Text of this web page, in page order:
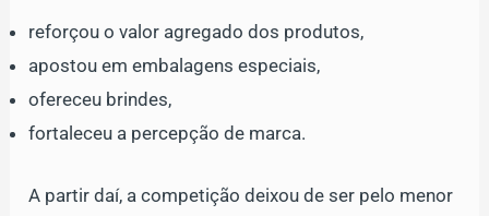
reforçou o valor agregado dos produtos,
apostou em embalagens especiais,
ofereceu brindes,
fortaleceu a percepção de marca.
A partir daí, a competição deixou de ser pelo menor